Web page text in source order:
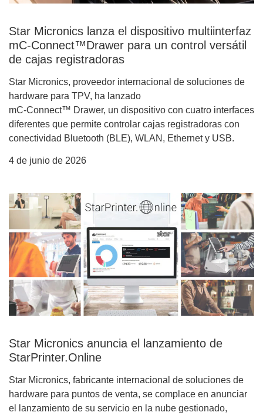
Star Micronics lanza el dispositivo multiinterfaz
mC-Connect™Drawer para un control versátil
de cajas registradoras
Star Micronics, proveedor internacional de soluciones de
hardware para TPV, ha lanzado
mC-Connect™ Drawer, un dispositivo con cuatro interfaces
diferentes que permite controlar cajas registradoras con
conectividad Bluetooth (BLE), WLAN, Ethernet y USB.
4 de junio de 2026
Star Micronics anuncia el lanzamiento de
StarPrinter.Online
Star Micronics, fabricante internacional de soluciones de
hardware para puntos de venta, se complace en anunciar
el lanzamiento de su servicio en la nube gestionado,